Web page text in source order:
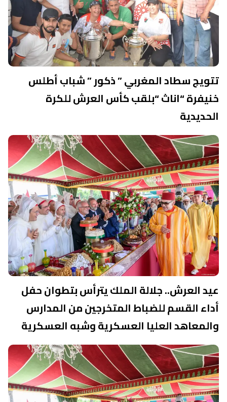
تتويج سطاد المغربي ” ذكور ” شباب أطلس
خنيفرة “اناث “بلقب كأس العرش للكرة
الحديدية
عيد العرش.. جلالة الملك يترأس بتطوان حفل
أداء القسم للضباط المتخرجين من المدارس
والمعاهد العليا العسكرية وشبه العسكرية